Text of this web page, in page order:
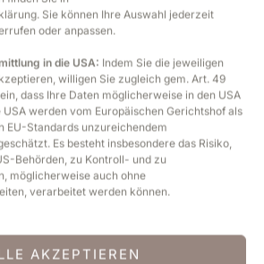
. Sie können Ihre Auswahl jederzeit
oder anpassen.
in die USA: Indem Sie die jeweiligen
willigen Sie zugleich gem. Art. 49
ein, dass Ihre Daten möglicherweise in den USA
werden vom Europäischen Gerichtshof als
EU-Standards unzureichendem
Es besteht insbesondere das Risiko,
Behörden, zu Kontroll- und zu
möglicherweise auch ohne
verarbeitet werden können.
AKZEPTIEREN
mehr bringt als jede